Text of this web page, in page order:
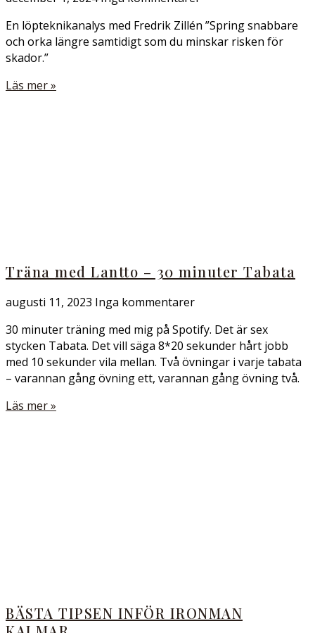
En löpteknikanalys med Fredrik Zillén ”Spring snabbare
och orka längre samtidigt som du minskar risken för
skador.”
Läs mer »
Träna med Lantto – 30 minuter Tabata
augusti 11, 2023 Inga kommentarer
30 minuter träning med mig på Spotify. Det är sex
stycken Tabata. Det vill säga 8*20 sekunder hårt jobb
med 10 sekunder vila mellan. Två övningar i varje tabata
– varannan gång övning ett, varannan gång övning två.
Läs mer »
BÄSTA TIPSEN INFÖR IRONMAN